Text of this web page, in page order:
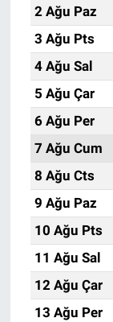
2 Ağu Paz
3 Ağu Pts
4 Ağu Sal
5 Ağu Çar
6 Ağu Per
7 Ağu Cum
8 Ağu Cts
9 Ağu Paz
10 Ağu Pts
11 Ağu Sal
12 Ağu Çar
13 Ağu Per